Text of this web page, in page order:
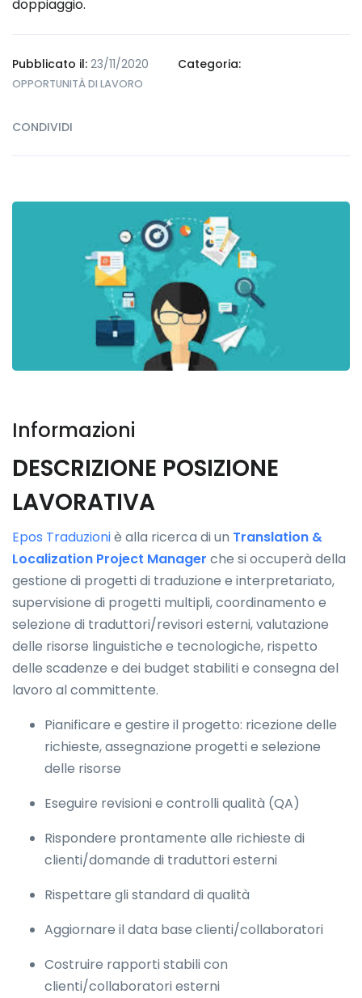
doppiaggio.
Pubblicato il: 23/11/2020 Categoria:
OPPORTUNITÀ DI LAVORO
CONDIVIDI
Informazioni
DESCRIZIONE POSIZIONE
LAVORATIVA
Epos Traduzioniè alla ricerca di un Translation &
Localization Project Manager che si occuperà della
gestione di progetti di traduzione e interpretariato,
supervisione di progetti multipli, coordinamento e
selezione di traduttori/revisori esterni, valutazione
delle risorse linguistiche e tecnologiche, rispetto
delle scadenze e dei budget stabiliti e consegna del
lavoro al committente.
Pianificare e gestire il progetto: ricezione delle
richieste, assegnazione progetti e selezione
delle risorse
Eseguire revisioni e controlli qualità (QA)
Rispondere prontamente alle richieste di
clienti/domande di traduttori esterni
Rispettare gli standard di qualità
Aggiornare il data base clienti/collaboratori
Costruire rapporti stabili con
clienti/collaboratori esterni